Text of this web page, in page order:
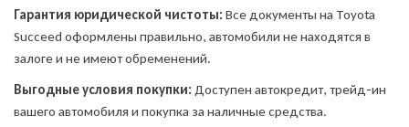
Гарантия юридической чистоты: Все документы на Toyota
Succeed оформлены правильно, автомобили не находятся в
залоге и не имеют обременений.
Выгодные условия покупки: Доступен автокредит, трейд-ин
вашего автомобиля и покупка за наличные средства.
Укажите свои контакты,
и специалист ответит вам
Куда отправить отчет?
Telegram MAX
Укажите свои контакты,
и мы забронируем